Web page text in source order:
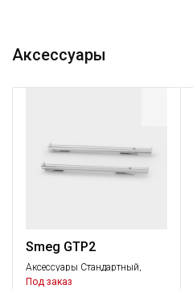
Аксессуары
Smeg GTP2
Аксессуары Стандартный,
Аксессуары
Под заказ